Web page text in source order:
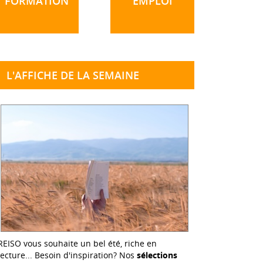
L'AFFICHE DE LA SEMAINE
vous souhaite un bel été, riche en
Besoin d'inspiration? Nos sélections